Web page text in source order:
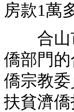
房款1萬
合山市
僑部門
僑宗教
扶貧濟